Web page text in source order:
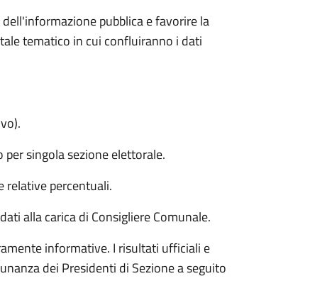
pubblica e favorire la
tematico in cui confluiranno i dati
singola sezione elettorale.
relative percentuali.
alla carica di Consigliere Comunale.
informative. I risultati ufficiali e
dei Presidenti di Sezione a seguito